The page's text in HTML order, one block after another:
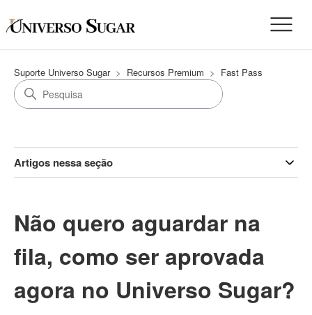
Suporte Universo Sugar Recursos Premium Fast Pass
Artigos nessa seção
Não quero aguardar na
fila, como ser aprovada
agora no Universo Sugar?